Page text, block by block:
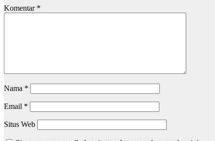
Komentar *
Nama *
Email *
Situs Web